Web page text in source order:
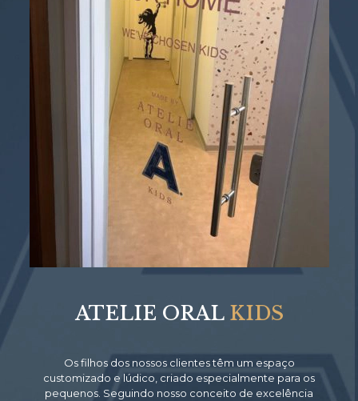
ATELIE ORAL KIDS
Os filhos dos nossos clientes têm um espaço
customizado e lúdico, criado especialmente para os
pequenos. Seguindo nosso conceito de excelência